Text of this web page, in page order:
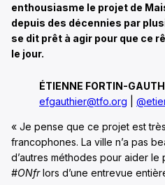
enthousiasme le projet de
depuis des décennies par
se dit prêt à agir pour que ce
le jour.
ÉTIENNE FORTIN-
efgauthier@tfo.org
« Je pense que ce projet est
francophones. La ville n’a pas
d’autres méthodes pour aider
#ONfrlors d’une entrevue